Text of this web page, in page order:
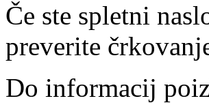
Če ste spletni
preverite
Do informacij